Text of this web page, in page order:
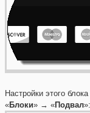
Настройки этого
«Блоки» → «Подвал»: